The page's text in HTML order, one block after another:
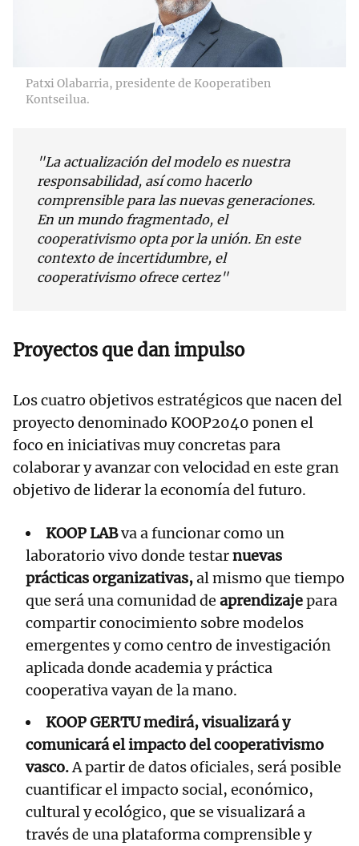
Patxi Olabarria, presidente de Kooperatiben
Kontseilua.
"La actualización del modelo es nuestra
responsabilidad, así como hacerlo
comprensible para las nuevas generaciones.
En un mundo fragmentado, el
cooperativismo opta por la unión. En este
contexto de incertidumbre, el
cooperativismo ofrece certez"
Proyectos que dan impulso
Los cuatro objetivos estratégicos que nacen del
proyecto denominado KOOP2040 ponen el
foco en iniciativas muy concretas para
colaborar y avanzar con velocidad en este gran
objetivo de liderar la economía del futuro.
KOOP LABva a funcionar como un
laboratorio vivo donde testarnuevas
prácticas organizativas,al mismo que tiempo
que será una comunidad de aprendizajepara
compartir conocimiento sobre modelos
emergentes y como centro de investigación
aplicada donde academia y práctica
cooperativa vayan de la mano.
KOOP GERTUmedirá, visualizará y
comunicará el impacto del cooperativismo
vasco.A partir de datos oficiales, será posible
cuantificar el impacto social, económico,
cultural y ecológico, que se visualizará a
través de una plataforma comprensible y